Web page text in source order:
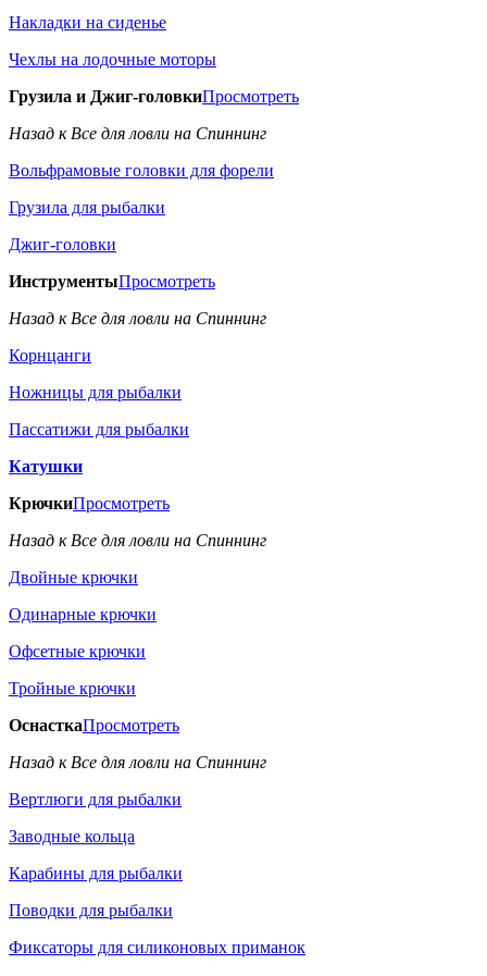
Накладки на сиденье
Чехлы на лодочные моторы
Грузила и Джиг-головкиПросмотреть
Назад к Все для ловли на Спиннинг
Вольфрамовые головки для форели
Грузила для рыбалки
Джиг-головки
ИнструментыПросмотреть
Назад к Все для ловли на Спиннинг
Корнцанги
Ножницы для рыбалки
Пассатижи для рыбалки
Катушки
КрючкиПросмотреть
Назад к Все для ловли на Спиннинг
Двойные крючки
Одинарные крючки
Офсетные крючки
Тройные крючки
ОснасткаПросмотреть
Назад к Все для ловли на Спиннинг
Вертлюги для рыбалки
Заводные кольца
Карабины для рыбалки
Поводки для рыбалки
Фиксаторы для силиконовых приманок